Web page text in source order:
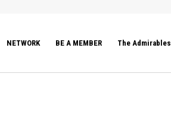
NETWORK BE A MEMBER The Admirables